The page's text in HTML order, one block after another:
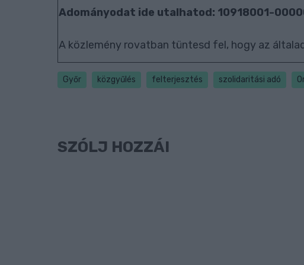
Adományodat ide utalhatod: 10918001-
A közlemény rovatban tüntesd fel, hogy az
Győr közgyűlés felterjesztés szolidaritási adó
SZÓLJ HOZZÁ!